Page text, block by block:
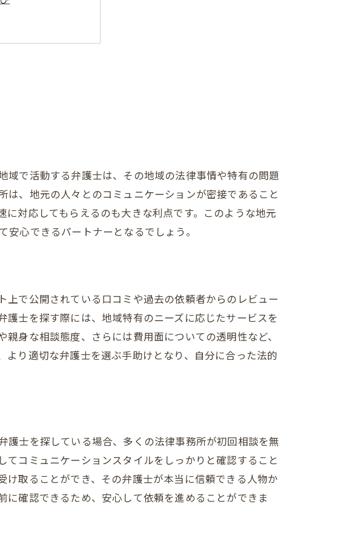
める
み
選ぶ
ト
で活動する弁護士は、その地域の法律事情や特有の問題
、地元の人々とのコミュニケーションが密接であること
対応してもらえるのも大きな利点です。このような地元
心できるパートナーとなるでしょう。
で公開されている口コミや過去の依頼者からのレビュー
士を探す際には、地域特有のニーズに応じたサービスを
身な相談態度、さらには費用面についての透明性など、
り適切な弁護士を選ぶ手助けとなり、自分に合った法的
士を探している場合、多くの法律事務所が初回相談を無
コミュニケーションスタイルをしっかりと確認すること
取ることができ、その弁護士が本当に信頼できる人物か
確認できるため、安心して依頼を進めることができま